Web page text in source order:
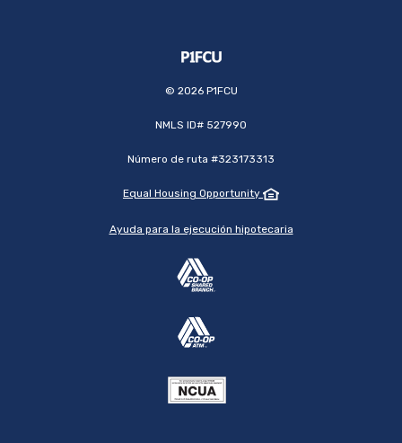
© 2026P1FCU
NMLS ID# 527990
Número de ruta #323173313
Equal Housing Opportunity
Ayuda para la ejecución hipotecaria